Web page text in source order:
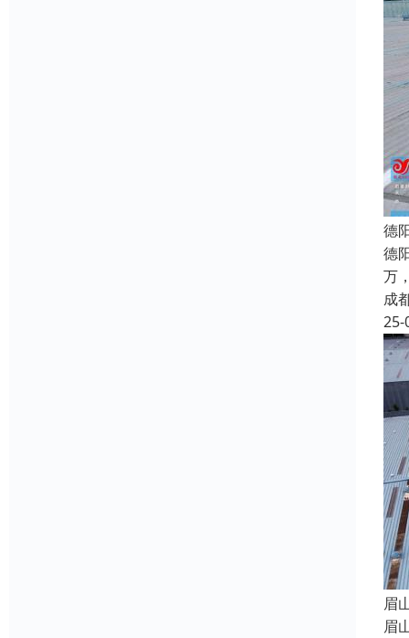
德
德
万
成
25-
眉
眉